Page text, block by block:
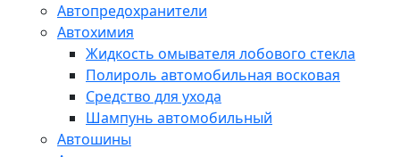
Автопредохранители
Автохимия
Жидкость омывателя лобового стекла
Полироль автомобильная восковая
Средство для ухода
Шампунь автомобильный
Автошины